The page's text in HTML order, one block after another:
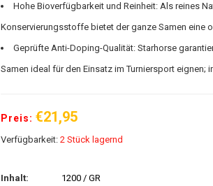
Hohe Bioverfügbarkeit und Reinheit: Als reines
Konservierungsstoffe bietet der ganze Samen eine
Geprüfte Anti-Doping-Qualität: Starhorse
Samen ideal für den Einsatz im Turniersport
Preis: €21,95
Verfügbarkeit: 2 Stück lagernd
Inhalt:
1200 / GR